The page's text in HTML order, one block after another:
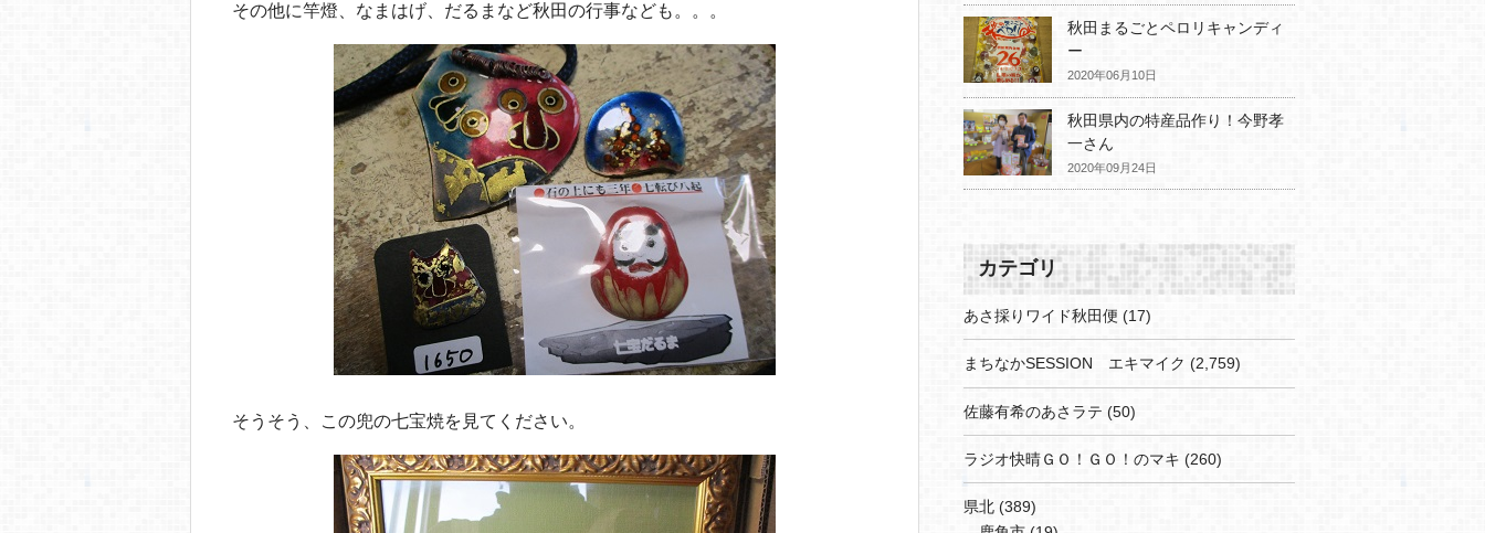
その他に竿燈、なまはげ、だるまなど秋田の行事なども。。。
そうそう、この兜の七宝焼を見てください。
秋田まるごとペロリキャンディ
ー
2020年06月10日
秋田県内の特産品作り！今野孝
一さん
2020年09月24日
カテゴリ
あさ採りワイド秋田便 (17)
まちなかSESSION エキマイク (2,759)
佐藤有希のあさラテ (50)
ラジオ快晴ＧＯ！ＧＯ！のマキ (260)
県北 (389)